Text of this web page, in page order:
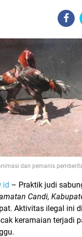
dan pemanis
– Praktik judi
Candi,
Aktivitas ilegal ini
keramaian terjadi